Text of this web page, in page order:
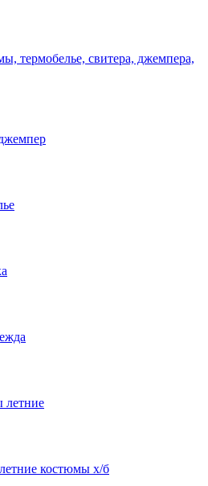
термобелье, свитера, джемпера,
костюмы х/б